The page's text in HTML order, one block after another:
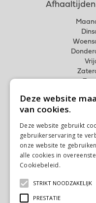
Afhaaltijden
Deze website
van cookies.
Deze website gebruikt
gebruikerservaring te
onze website te
alle cookies in
Cookiebeleid.
STRIKT NOODZAKELIJK
PRESTATIE